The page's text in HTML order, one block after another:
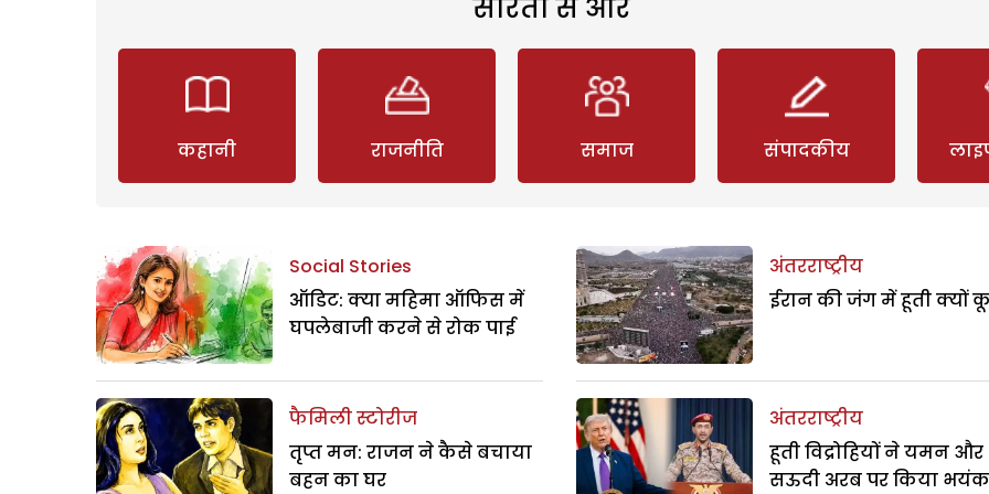
सरिता से और
कहानी राजनीति समाज संपादकीय
Social Stories
ऑडिट: क्या महिमा ऑफिस में
घपलेबाजी करने से रोक पाई
फैमिली स्टोरीज
तृप्त मन: राजन ने कैसे बचाया
बहन का घर
अंतरराष्ट्रीय
ईरान की जंग में हूती क्यों
अंतरराष्ट्रीय
हूती विद्रोहियों ने यमन और
सऊदी अरब पर किया